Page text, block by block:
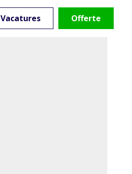
Vacatures Offerte